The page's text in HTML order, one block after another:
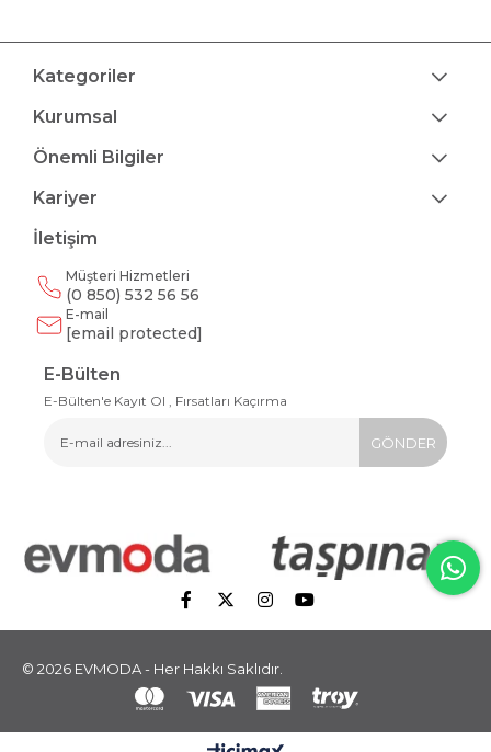
Kategoriler
Kurumsal
Önemli Bilgiler
Kariyer
İletişim
Müşteri Hizmetleri
(0 850) 532 56 56
E-mail
[email protected]
E-Bülten
E-Bülten'e Kayıt Ol , Fırsatları Kaçırma
GÖNDER
© 2026 EVMODA - Her Hakkı Saklıdır.